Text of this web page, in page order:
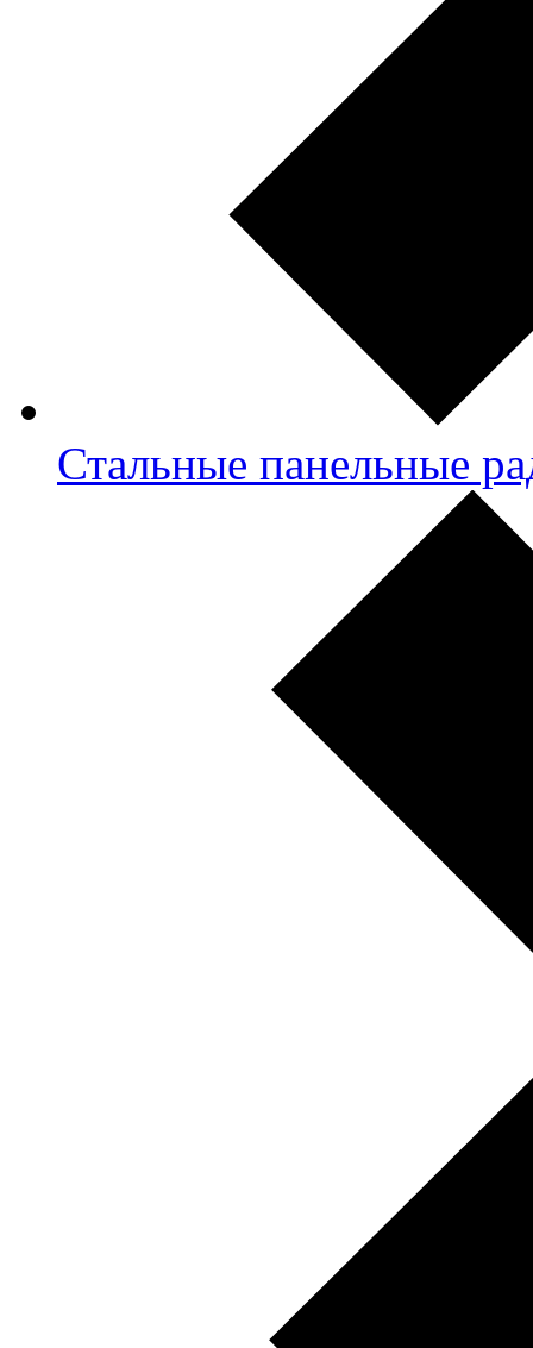
Стальные панельные